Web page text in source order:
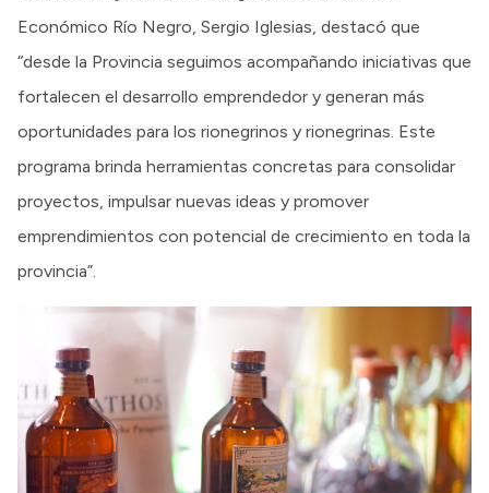
Económico Río Negro, Sergio Iglesias, destacó que
“desde la Provincia seguimos acompañando iniciativas que
fortalecen el desarrollo emprendedor y generan más
oportunidades para los rionegrinos y rionegrinas. Este
programa brinda herramientas concretas para consolidar
proyectos, impulsar nuevas ideas y promover
emprendimientos con potencial de crecimiento en toda la
provincia”.